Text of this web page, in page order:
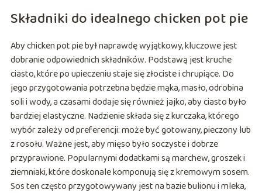
Składniki do idealnego chicken pot pie
Aby chicken pot pie był naprawdę wyjątkowy, kluczowe jest
dobranie odpowiednich składników. Podstawą jest kruche
ciasto, które po upieczeniu staje się złociste i chrupiące. Do
jego przygotowania potrzebna będzie mąka, masło, odrobina
soli i wody, a czasami dodaje się również jajko, aby ciasto było
bardziej elastyczne. Nadzienie składa się z kurczaka, którego
wybór zależy od preferencji: może być gotowany, pieczony lub
z rosołu. Ważne jest, aby mięso było soczyste i dobrze
przyprawione. Popularnymi dodatkami są marchew, groszek i
ziemniaki, które doskonale komponują się z kremowym sosem.
Sos ten często przygotowywany jest na bazie bulionu i mleka,